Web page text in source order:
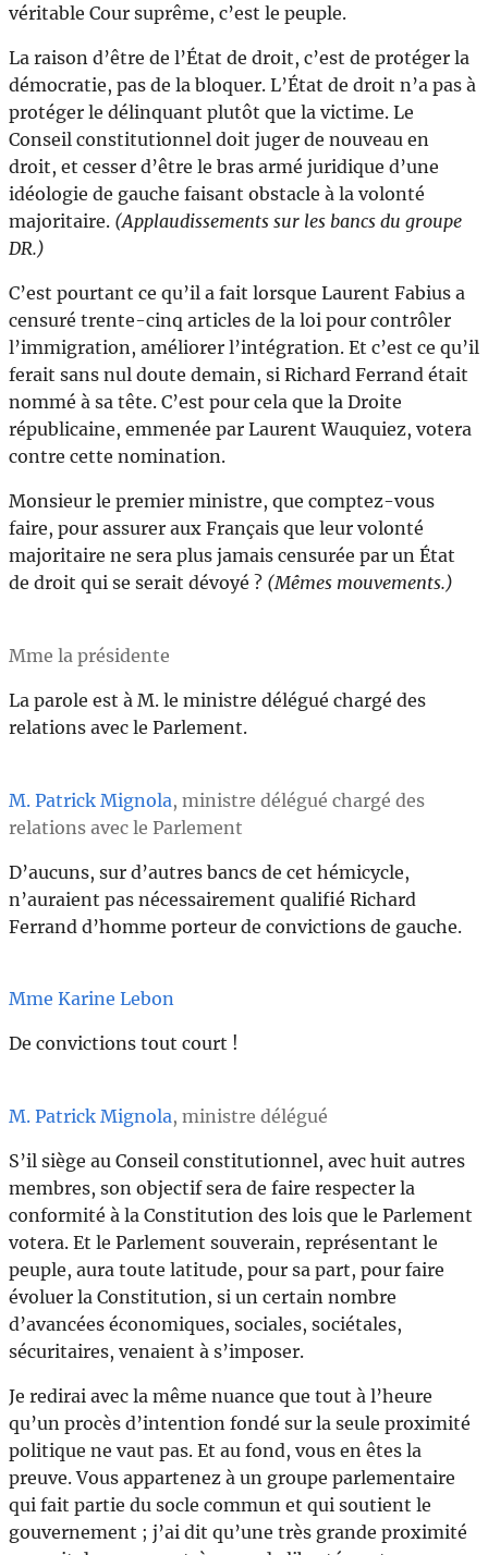
véritable Cour suprême, c’est le peuple.
La raison d’être de l’État de droit, c’est de protéger la
démocratie, pas de la bloquer. L’État de droit n’a pas à
protéger le délinquant plutôt que la victime. Le
Conseil constitutionnel doit juger de nouveau en
droit, et cesser d’être le bras armé juridique d’une
idéologie de gauche faisant obstacle à la volonté
majoritaire. (Applaudissements sur les bancs du groupe
DR.)
C’est pourtant ce qu’il a fait lorsque Laurent Fabius a
censuré trente-cinq articles de la loi pour contrôler
l’immigration, améliorer l’intégration. Et c’est ce qu’il
ferait sans nul doute demain, si Richard Ferrand était
nommé à sa tête. C’est pour cela que la Droite
républicaine, emmenée par Laurent Wauquiez, votera
contre cette nomination.
Monsieur le premier ministre, que comptez-vous
faire, pour assurer aux Français que leur volonté
majoritaire ne sera plus jamais censurée par un État
de droit qui se serait dévoyé ? (Mêmes mouvements.)
Mme la présidente
La parole est à M. le ministre délégué chargé des
relations avec le Parlement.
M. Patrick Mignola, ministre délégué chargé des
relations avec le Parlement
D’aucuns, sur d’autres bancs de cet hémicycle,
n’auraient pas nécessairement qualifié Richard
Ferrand d’homme porteur de convictions de gauche.
Mme Karine Lebon
De convictions tout court !
M. Patrick Mignola, ministre délégué
S’il siège au Conseil constitutionnel, avec huit autres
membres, son objectif sera de faire respecter la
conformité à la Constitution des lois que le Parlement
votera. Et le Parlement souverain, représentant le
peuple, aura toute latitude, pour sa part, pour faire
évoluer la Constitution, si un certain nombre
d’avancées économiques, sociales, sociétales,
sécuritaires, venaient à s’imposer.
Je redirai avec la même nuance que tout à l’heure
qu’un procès d’intention fondé sur la seule proximité
politique ne vaut pas. Et au fond, vous en êtes la
preuve. Vous appartenez à un groupe parlementaire
qui fait partie du socle commun et qui soutient le
gouvernement ; j’ai dit qu’une très grande proximité